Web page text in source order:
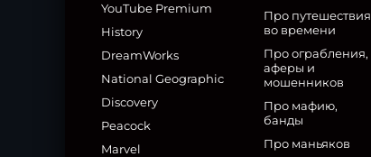
YouTube Premium
History
DreamWorks
National Geographic
Discovery
Peacock
Marvel
Про путешествия
во времени
Про ограбления,
аферы и
мошенников
Про мафию,
банды
Про маньяков